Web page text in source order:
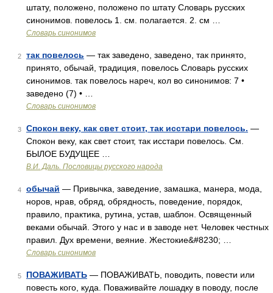
штату, положено, положено по штату Словарь русских
синонимов. повелось 1. см. полагается. 2. см …
Словарь синонимов
2 так повелось — так заведено, заведено, так принято,
принято, обычай, традиция, повелось Словарь русских
синонимов. так повелось нареч, кол во синонимов: 7 •
заведено (7) • …
Словарь синонимов
3 Спокон веку, как свет стоит, так исстари повелось. —
Спокон веку, как свет стоит, так исстари повелось. См.
БЫЛОЕ БУДУЩЕЕ …
В.И. Даль. Пословицы русского народа
4 обычай — Привычка, заведение, замашка, манера, мода,
норов, нрав, обряд, обрядность, поведение, порядок,
правило, практика, рутина, устав, шаблон. Освященный
веками обычай. Этого у нас и в заводе нет. Человек честных
правил. Дух времени, веяние. Жестокие&#8230; …
Словарь синонимов
5 ПОВАЖИВАТЬ — ПОВАЖИВАТЬ, поводить, повести или
повесть кого, куда. Поваживайте лошадку в поводу, после